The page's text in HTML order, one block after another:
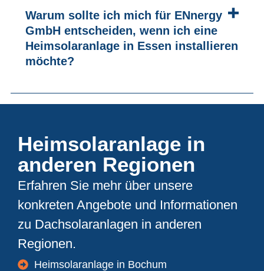
Warum sollte ich mich für ENnergy
GmbH entscheiden, wenn ich eine
Heimsolaranlage in Essen installieren
möchte?
Heimsolaranlage in
anderen Regionen
Erfahren Sie mehr über unsere
konkreten Angebote und Informationen
zu Dachsolaranlagen in anderen
Regionen.
Heimsolaranlage in Bochum